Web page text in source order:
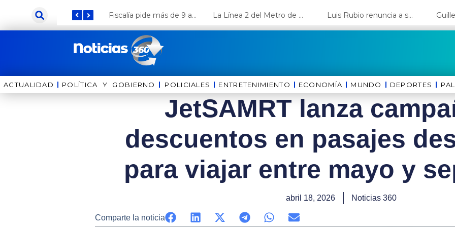
contenido
Fiscalía pide más de 9 años de cárcel para el diputado de oposición Harvey Colchado La Línea 2 del Metro de Lima y el Ramal 4 alcanzan un avance del 80% Luis Rubio renuncia a su candidatura a Lima y deja el camino libre a López Aliaga
ACTUALIDAD POLÍTICA Y GOBIERNO ⁠⁠POLICIALES ENTRETENIMIENTO ECONOMÍA MUNDO DEPORTES
JetSAMRT lanza
descuentos en pasajes
para viajar entre mayo y
abril 18, 2026 Noticias 360
Comparte la noticia